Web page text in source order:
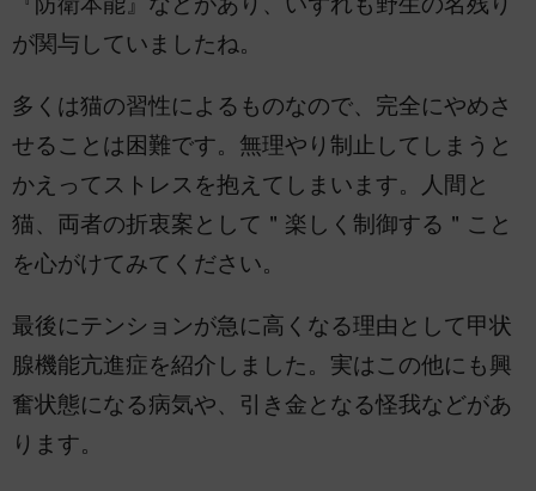
が関与していましたね。
多くは猫の習性によるものなので、完全にやめさ
せることは困難です。無理やり制止してしまうと
かえってストレスを抱えてしまいます。人間と
猫、両者の折衷案として＂楽しく制御する＂こと
を心がけてみてください。
最後にテンションが急に高くなる理由として甲状
腺機能亢進症を紹介しました。実はこの他にも興
奮状態になる病気や、引き金となる怪我などがあ
ります。